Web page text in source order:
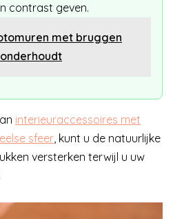
contrast geven.
met bruggen
interieuraccessoires met
sfeer, kunt u de natuurlijke
versterken terwijl u uw